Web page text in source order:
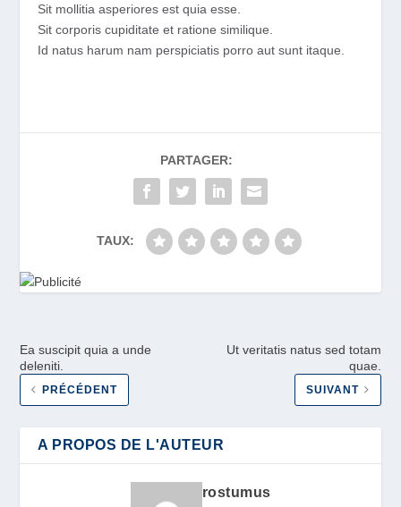
Sit mollitia asperiores est quia esse.
Sit corporis cupiditate et ratione similique.
Id natus harum nam perspiciatis porro aut sunt itaque.
PARTAGER:
TAUX:
Ea suscipit quia a unde
deleniti.
PRÉCÉDENT
Ut veritatis natus sed totam
quae.
SUIVANT
A PROPOS DE L'AUTEUR
rostumus